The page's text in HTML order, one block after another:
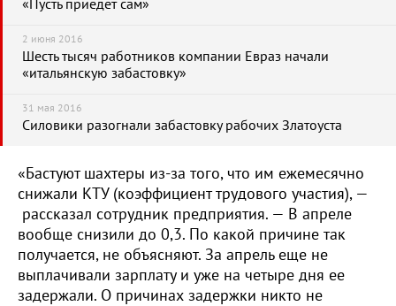
«Пусть приедет сам»
2 июня 2016
Шесть тысяч работников компании Евраз начали
«итальянскую забастовку»
31 мая 2016
Силовики разогнали забастовку рабочих Златоуста
«Бастуют шахтеры из-за того, что им ежемесячно
снижали КТУ (коэффициент трудового участия), —
рассказал сотрудник предприятия. — В апреле
вообще снизили до 0,3. По какой причине так
получается, не объясняют. За апрель еще не
выплачивали зарплату и уже на четыре дня ее
задержали. О причинах задержки никто не